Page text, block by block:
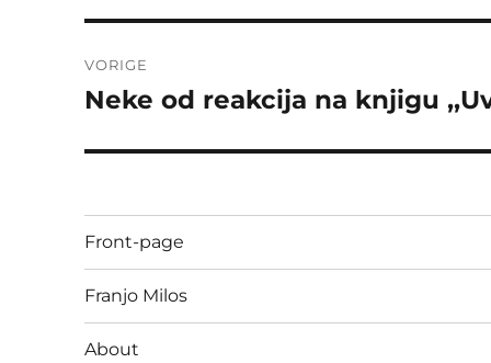
navigatie
VORIGE
Vorig
Neke od reakcija na knjigu
Front-page
Franjo Milos
About